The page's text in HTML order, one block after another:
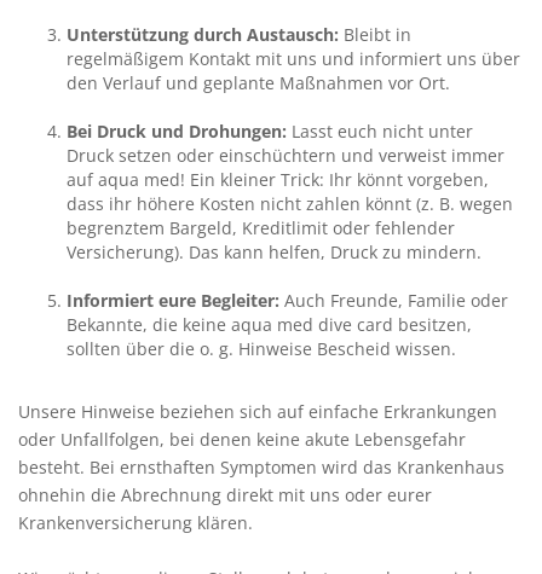
Unterstützung durch Austausch: Bleibt in
regelmäßigem Kontakt mit uns und informiert uns über
den Verlauf und geplante Maßnahmen vor Ort.
Bei Druck und Drohungen: Lasst euch nicht unter
Druck setzen oder einschüchtern und verweist immer
auf aqua med! Ein kleiner Trick: Ihr könnt vorgeben,
dass ihr höhere Kosten nicht zahlen könnt (z. B. wegen
begrenztem Bargeld, Kreditlimit oder fehlender
Versicherung). Das kann helfen, Druck zu mindern.
Informiert eure Begleiter: Auch Freunde, Familie oder
Bekannte, die keine aqua med dive card besitzen,
sollten über die o. g. Hinweise Bescheid wissen.
Unsere Hinweise beziehen sich auf einfache Erkrankungen
oder Unfallfolgen, bei denen keine akute Lebensgefahr
besteht. Bei ernsthaften Symptomen wird das Krankenhaus
ohnehin die Abrechnung direkt mit uns oder eurer
Krankenversicherung klären.